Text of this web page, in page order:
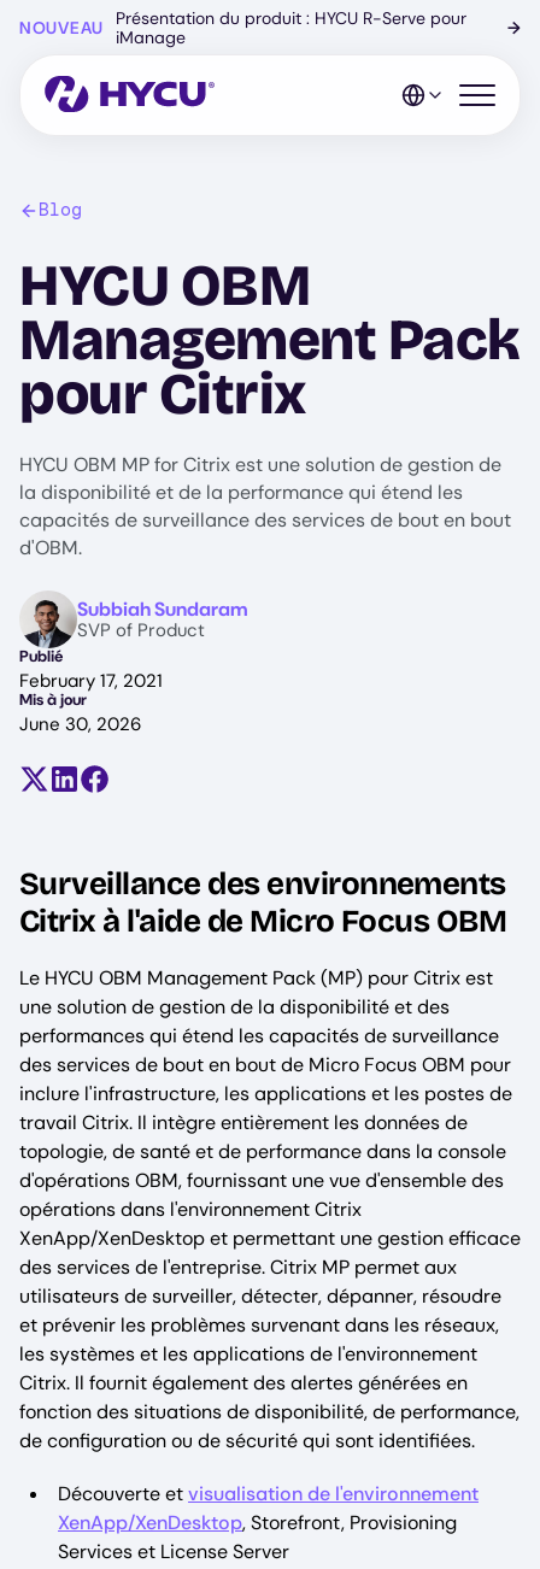
content
NOUVEAU
Présentation du produit : HYCU R-Serve pour
iManage
→
Open
Blog
HYCU OBM
Management Pack
pour Citrix
HYCU OBM MP for Citrix est une solution de gestion de
la disponibilité et de la performance qui étend les
capacités de surveillance des services de bout en bout
d'OBM.
ImageSubbiah Sundaram
SVP of Product
Publié
February 17, 2021
Mis à jour
June 30, 2026
Partager sur X (anciennement Twitter)
Partager sur LinkedIn
Partager sur Facebook
Surveillance des environnements
Citrix à l'aide de Micro Focus OBM
Le HYCU OBM Management Pack (MP) pour Citrix est
une solution de gestion de la disponibilité et des
performances qui étend les capacités de surveillance
des services de bout en bout de Micro Focus OBM pour
inclure l'infrastructure, les applications et les postes de
travail Citrix. Il intègre entièrement les données de
topologie, de santé et de performance dans la console
d'opérations OBM, fournissant une vue d'ensemble des
opérations dans l'environnement Citrix
XenApp/XenDesktop et permettant une gestion efficace
des services de l'entreprise. Citrix MP permet aux
utilisateurs de surveiller, détecter, dépanner, résoudre
et prévenir les problèmes survenant dans les réseaux,
les systèmes et les applications de l'environnement
Citrix. Il fournit également des alertes générées en
fonction des situations de disponibilité, de performance,
de configuration ou de sécurité qui sont identifiées.
Découverte etvisualisation de l'environnement
XenApp/XenDesktop, Storefront, Provisioning
Services et License Server